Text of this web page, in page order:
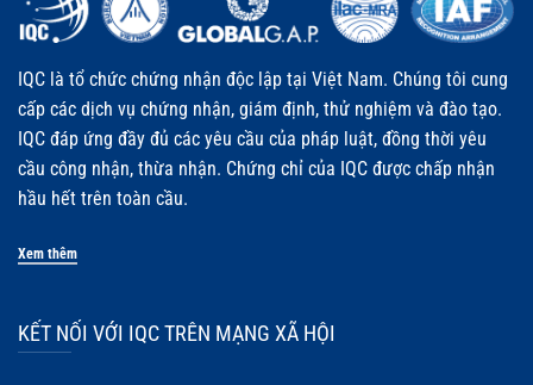
IQC là tổ chức chứng nhận độc lập tại Việt Nam. Chúng tôi cung
cấp các dịch vụ chứng nhận, giám định, thử nghiệm và đào tạo.
IQC đáp ứng đầy đủ các yêu cầu của pháp luật, đồng thời yêu
cầu công nhận, thừa nhận. Chứng chỉ của IQC được chấp nhận
hầu hết trên toàn cầu.
Xem thêm
KẾT NỐI VỚI IQC TRÊN MẠNG XÃ HỘI